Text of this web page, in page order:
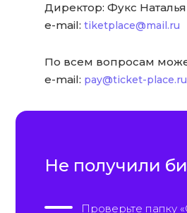
Директор: Фукс
e-mail: tiketplace@mail.ru
По всем вопросам
e-mail: pay@ticket-place.ru
Не получили
Проверьте папку